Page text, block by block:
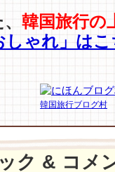
·
ヘ
チ
ャ
ン
ウ
韓国旅行の
ゃれ」はこ
韓国旅行ブログ村
ク & コメ